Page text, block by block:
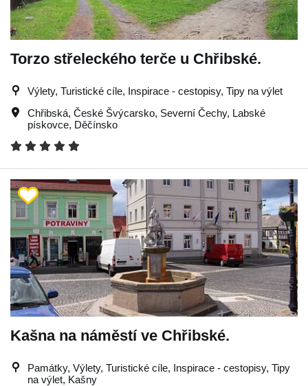
Torzo střeleckého terče u Chřibské.
Výlety, Turistické cíle, Inspirace - cestopisy, Tipy na výlet
Chřibská, České Švýcarsko, Severní Čechy, Labské
pískovce, Děčínsko
Kašna na náměstí ve Chřibské.
Památky, Výlety, Turistické cíle, Inspirace - cestopisy, Tipy
na výlet, Kašny